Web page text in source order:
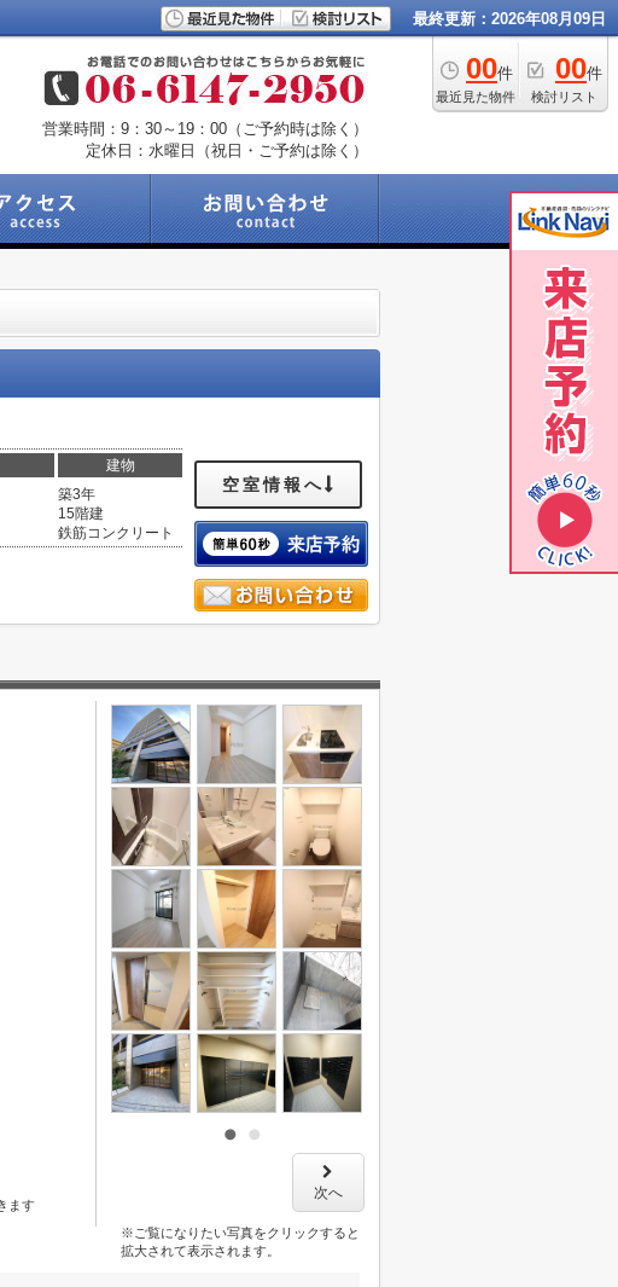
最終更新：2026年08月09日
00件
最近見た物件
00件
検討リスト
営業時間：9：30～19：00（ご予約時は除く）
定休日：水曜日（祝日・ご予約は除く）
建物
築3年
15階建
鉄筋コンクリート
空室情報へ
ます
次へ
※ご覧になりたい写真をクリックすると
拡大されて表示されます。